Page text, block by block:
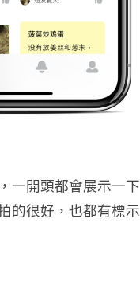
一開頭都會展示一下
的很好，也都有標示